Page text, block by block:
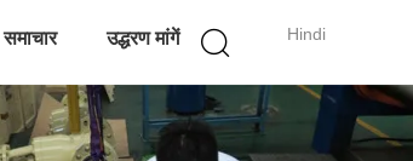
Hindi
समाचार उद्धरण मांगें